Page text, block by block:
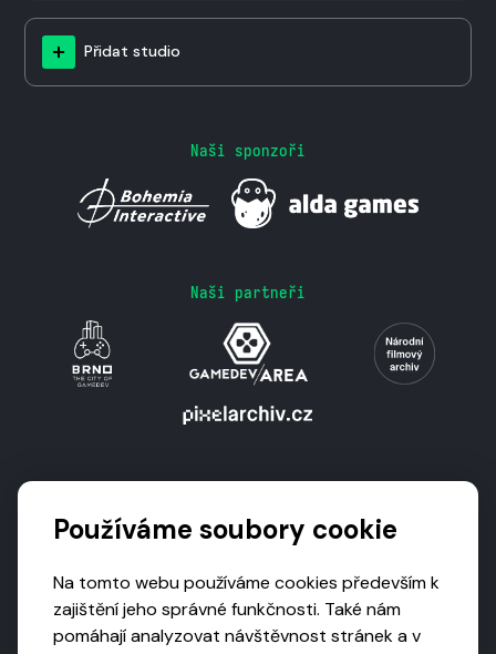
Přidat studio
Naši sponzoři
Naši partneři
Používáme soubory cookie
Na tomto webu používáme cookies především k
zajištění jeho správné funkčnosti. Také nám
pomáhají analyzovat návštěvnost stránek a v